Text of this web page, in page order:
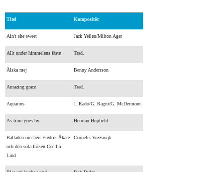
Titel Kompositör
Ain't she sweet Jack Yellen/Milton Ager
Allt under himmelens fäste Trad.
Älska mej Benny Andersson
Amazing grace Trad.
Aquarius J. Rado/G. Ragni/G. McDermont
As time goes by Herman Hupfield
Balladen om herr Fredrik Åkare
och den söta fröken Cecilia
Lind
Cornelis Vreeswijk